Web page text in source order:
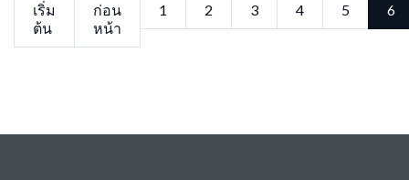
เริ่ม
ต้น
ก่อน
หน้า
1 2 3 4 5 6